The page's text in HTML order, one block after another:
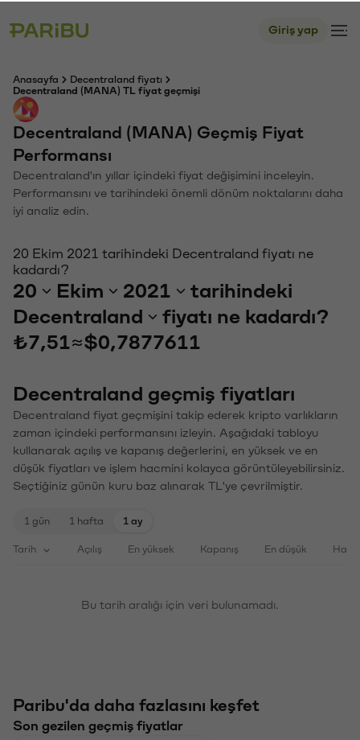
Giriş yap
Anasayfa
Decentraland fiyatı
Decentraland (MANA) TL fiyat geçmişi
Decentraland (MANA) Geçmiş Fiyat
Performansı
Decentraland'ın yıllar içindeki fiyat değişimini inceleyin.
Performansını ve tarihindeki önemli dönüm noktalarını daha
iyi analiz edin.
20 Ekim 2021 tarihindeki Decentraland fiyatı ne
kadardı?
20 Ekim 2021
tarihindeki
Decentraland
fiyatı ne kadardı?
₺7,51 ≈$0,7877611
Decentraland geçmiş fiyatları
Decentraland fiyat geçmişini takip ederek kripto varlıkların
zaman içindeki performansını izleyin. Aşağıdaki tabloyu
kullanarak açılış ve kapanış değerlerini, en yüksek ve en
düşük fiyatları ve işlem hacmini kolayca görüntüleyebilirsiniz.
Seçtiğiniz günün kuru baz alınarak TL'ye çevrilmiştir.
1 gün 1 hafta 1 ay
Tarih Açılış En yüksek Kapanış En düşük
Bu tarih aralığı için veri bulunamadı.
Paribu'da daha fazlasını keşfet
Son gezilen geçmiş fiyatlar